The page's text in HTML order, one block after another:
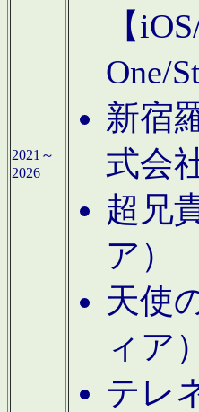
2021～
2026
【
One/
新宿
式会
超兄
ア）
天使
ィア）
テレ